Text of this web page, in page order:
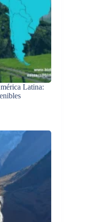
Latina: